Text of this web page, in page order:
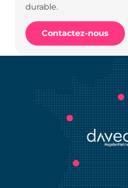
durable.
Contactez-nous